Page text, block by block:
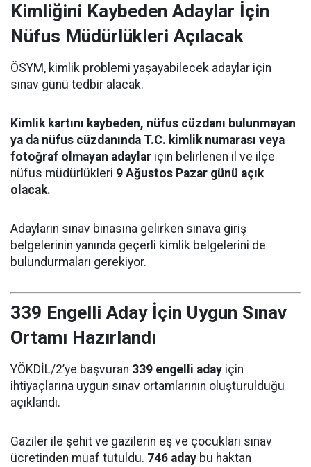
Kimliğini Kaybeden Adaylar İçin
Nüfus Müdürlükleri Açılacak
ÖSYM, kimlik problemi yaşayabilecek adaylar için
sınav günü tedbir alacak.
Kimlik kartını kaybeden, nüfus cüzdanı bulunmayan
ya da nüfus cüzdanında T.C. kimlik numarası veya
fotoğraf olmayan adaylar için belirlenen il ve ilçe
nüfus müdürlükleri 9 Ağustos Pazar günü açık
olacak.
Adayların sınav binasına gelirken sınava giriş
belgelerinin yanında geçerli kimlik belgelerini de
bulundurmaları gerekiyor.
339 Engelli Aday İçin Uygun Sınav
Ortamı Hazırlandı
YÖKDİL/2’ye başvuran 339 engelli aday için
ihtiyaçlarına uygun sınav ortamlarının oluşturulduğu
açıklandı.
Gaziler ile şehit ve gazilerin eş ve çocukları sınav
ücretinden muaf tutuldu. 746 aday bu haktan